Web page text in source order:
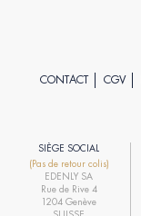
CONTACT CGV
SIÈGE SOCIAL
(Pas de retour colis)
EDENLY SA
Rue de Rive 4
1204 Genève